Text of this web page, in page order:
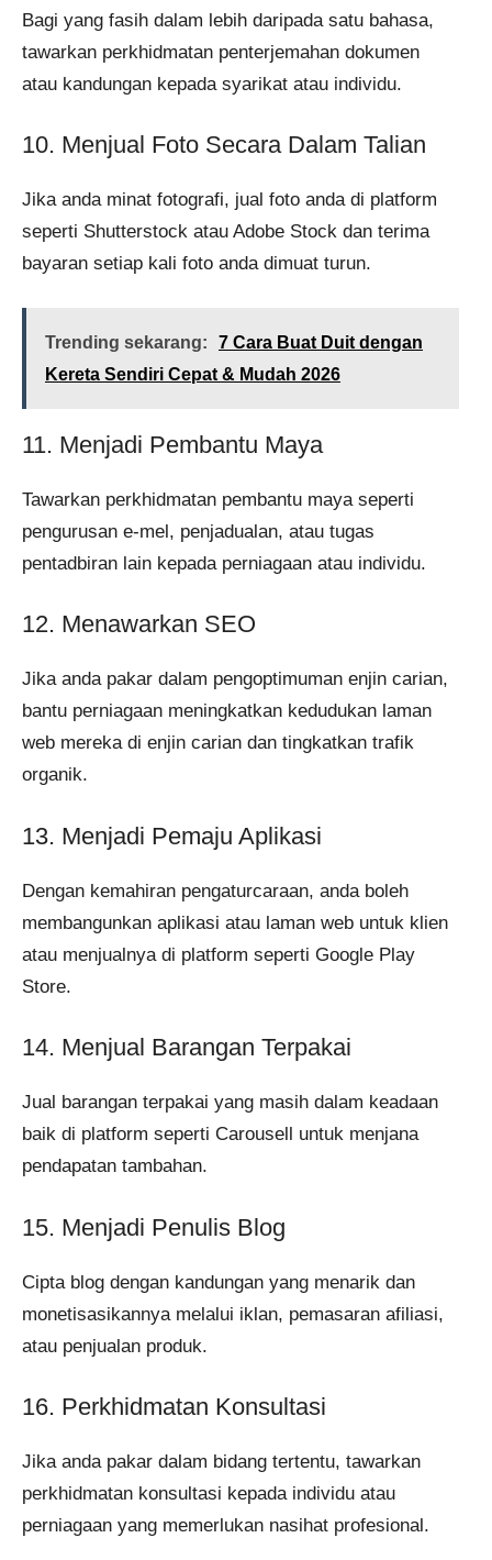
Bagi yang fasih dalam lebih daripada satu bahasa,
tawarkan perkhidmatan penterjemahan dokumen
atau kandungan kepada syarikat atau individu.
10. Menjual Foto Secara Dalam Talian
Jika anda minat fotografi, jual foto anda di platform
seperti Shutterstock atau Adobe Stock dan terima
bayaran setiap kali foto anda dimuat turun.
Trending sekarang:
7 Cara Buat Duit dengan
Kereta Sendiri Cepat & Mudah 2026
11. Menjadi Pembantu Maya
Tawarkan perkhidmatan pembantu maya seperti
pengurusan e-mel, penjadualan, atau tugas
pentadbiran lain kepada perniagaan atau individu.
12. Menawarkan SEO
Jika anda pakar dalam pengoptimuman enjin carian,
bantu perniagaan meningkatkan kedudukan laman
web mereka di enjin carian dan tingkatkan trafik
organik.
13. Menjadi Pemaju Aplikasi
Dengan kemahiran pengaturcaraan, anda boleh
membangunkan aplikasi atau laman web untuk klien
atau menjualnya di platform seperti Google Play
Store.
14. Menjual Barangan Terpakai
Jual barangan terpakai yang masih dalam keadaan
baik di platform seperti Carousell untuk menjana
pendapatan tambahan.
15. Menjadi Penulis Blog
Cipta blog dengan kandungan yang menarik dan
monetisasikannya melalui iklan, pemasaran afiliasi,
atau penjualan produk.
16. Perkhidmatan Konsultasi
Jika anda pakar dalam bidang tertentu, tawarkan
perkhidmatan konsultasi kepada individu atau
perniagaan yang memerlukan nasihat profesional.